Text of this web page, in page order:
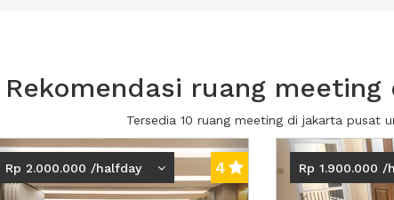
Rekomendasi ruang
Tersedia 10 ruang meeting di jakarta pusat
Previous Next2
Rp 2.000.000 /halfday 4
Previous
Rp 1.900.000 /